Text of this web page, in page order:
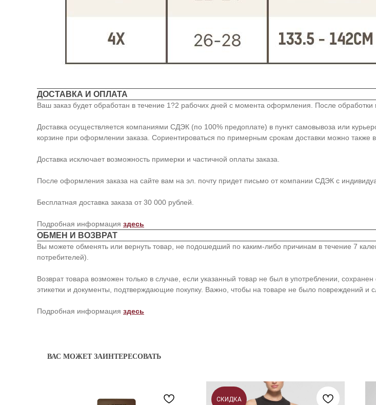
ДОСТАВКА И ОПЛАТА
Ваш заказ будет обработан в течение 1?2 рабочих дней с момента оформления. После
Доставка осуществляется компаниями СДЭК (по 100% предоплате) в пункт самовывоза или
корзине при оформлении заказа. Сориентироваться по примерным срокам доставки можно также в
Доставка исключает возможность примерки и частичной оплаты заказа.
После оформления заказа на сайте вам на эл. почту придет письмо от компании СДЭК с
Бесплатная доставка заказа от 30 000 рублей.
Подробная информация здесь
ОБМЕН И ВОЗВРАТ
Вы можете обменять или вернуть товар, не подошедший по каким-либо причинам в течение 7
потребителей).
Возврат товара возможен только в случае, если указанный товар не был в употреблении,
этикетки и документы, подтверждающие покупку. Важно, чтобы на товаре не было повреждений и
Подробная информация здесь
ВАС МОЖЕТ ЗАИНТЕРЕСОВАТЬ
СКИДКА